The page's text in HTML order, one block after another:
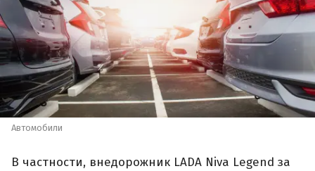
Автомобили
В частности, внедорожник LADA Niva Legend за